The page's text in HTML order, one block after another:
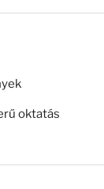
oktatás